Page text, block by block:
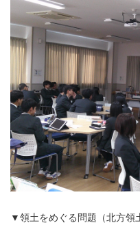
▼領土をめぐる問題（北方領